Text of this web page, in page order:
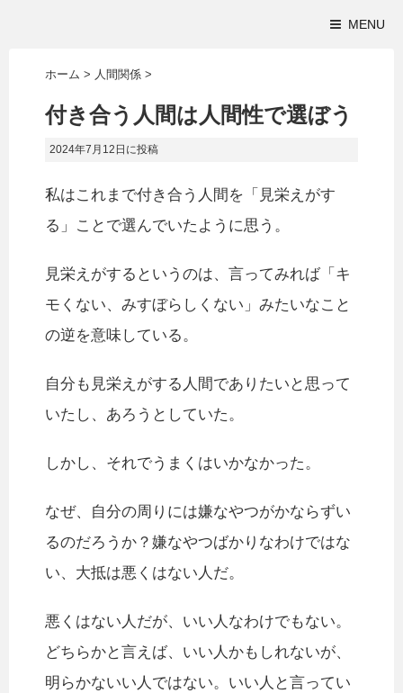
MENU
ホーム > 人間関係 >
付き合う人間は人間性で選ぼう
2024年7月12日 に投稿
私はこれまで付き合う人間を「見栄えがす
る」ことで選んでいたように思う。
見栄えがするというのは、言ってみれば「キ
モくない、みすぼらしくない」みたいなこと
の逆を意味している。
自分も見栄えがする人間でありたいと思って
いたし、あろうとしていた。
しかし、それでうまくはいかなかった。
なぜ、自分の周りには嫌なやつがかならずい
るのだろうか？嫌なやつばかりなわけではな
い、大抵は悪くはない人だ。
悪くはない人だが、いい人なわけでもない。
どちらかと言えば、いい人かもしれないが、
明らかないい人ではない。いい人と言ってい